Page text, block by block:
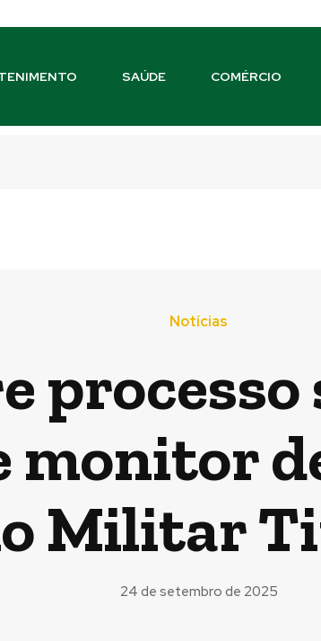
SAÚDE COMÉRCIO
Notícias
monitor
Militar
24 de setembro de 2025